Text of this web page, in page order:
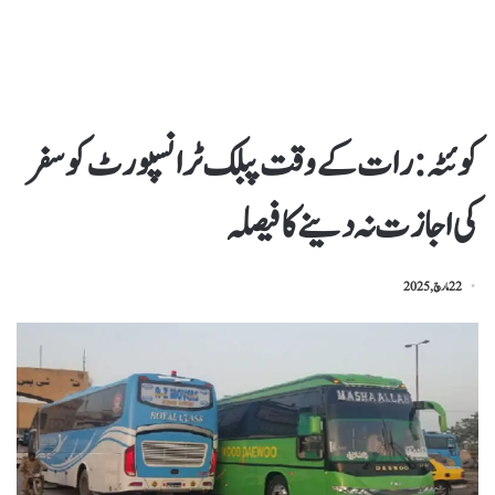
کوئٹہ : رات کے وقت پبلک ٹرانسپورٹ کو سفر
کی اجازت نہ دینے کا فیصلہ
22 مارچ, 2025